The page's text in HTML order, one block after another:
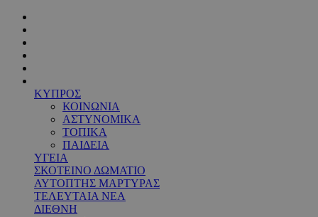
ΚΥΠΡΟΣ
ΚΟΙΝΩΝΙΑ
ΑΣΤΥΝΟΜΙΚΑ
ΤΟΠΙΚΑ
ΠΑΙΔΕΙΑ
ΥΓΕΙΑ
ΣΚΟΤΕΙΝΟ ΔΩΜΑΤΙΟ
ΑΥΤΟΠΤΗΣ ΜΑΡΤΥΡΑΣ
ΤΕΛΕΥΤΑΙΑ ΝΕΑ
ΔΙΕΘΝΗ